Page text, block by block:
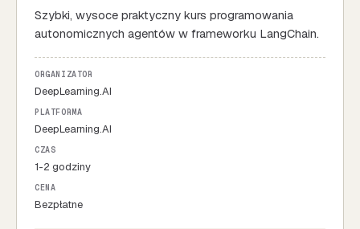
Szybki, wysoce praktyczny kurs programowania
autonomicznych agentów w frameworku LangChain.
ORGANIZATOR
DeepLearning.AI
PLATFORMA
DeepLearning.AI
CZAS
1-2 godziny
CENA
Bezpłatne